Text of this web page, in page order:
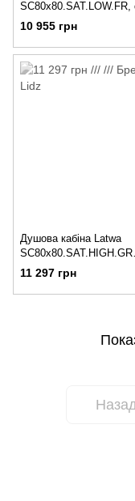
SC80x80.SAT.LOW.FR,
Frost 4 мм + Lidz
піддон KAPIELKA
10 955 грн
Душова кабіна Latwa
SC80x80.SAT.HIGH.GR
полукругла, скло тон.
Душовий піддон
ST80x80x41, з
11 297 грн
Назад